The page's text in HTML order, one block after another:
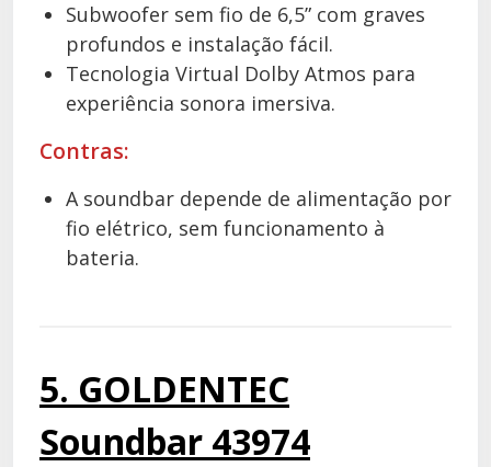
Subwoofer sem fio de 6,5” com graves
profundos e instalação fácil.
Tecnologia Virtual Dolby Atmos para
experiência sonora imersiva.
Contras:
A soundbar depende de alimentação por
fio elétrico, sem funcionamento à
bateria.
5. GOLDENTEC
Soundbar 43974